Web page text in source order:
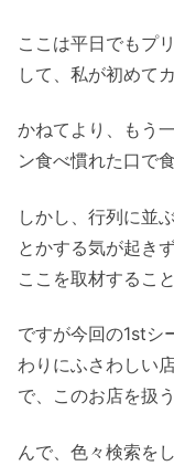
ここは平日でもプ
して、私が初めて
かねてより、もう
ン食べ慣れた口で
しかし、行列に並
とかする気が起きず
ここを取材するこ
ですが今回の1stシ
わりにふさわしい
で、このお店を扱
んで、色々検索を